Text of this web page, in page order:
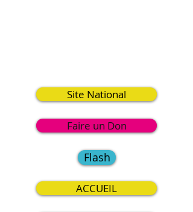
Site National
Faire un Don
Flash
ACCUEIL